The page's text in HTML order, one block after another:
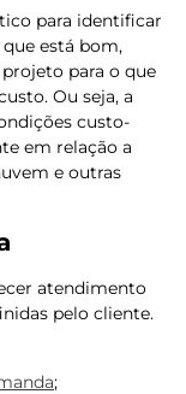
para identificar
está bom,
para o que
Ou seja, a
custo-
em relação a
e outras
atendimento
pelo cliente.
;